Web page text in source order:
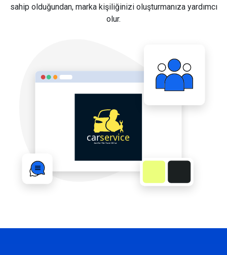
sahip olduğundan, marka kişiliğinizi oluşturmanıza yardımcı
olur.